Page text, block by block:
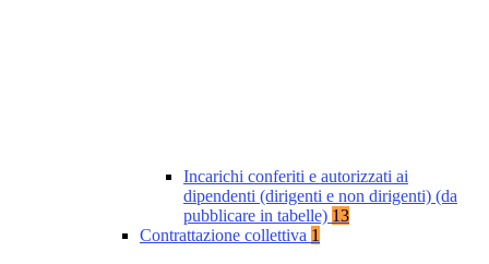
Incarichi conferiti e autorizzati ai
dipendenti (dirigenti e non dirigenti) (da
pubblicare in tabelle) 13
Contrattazione collettiva 1